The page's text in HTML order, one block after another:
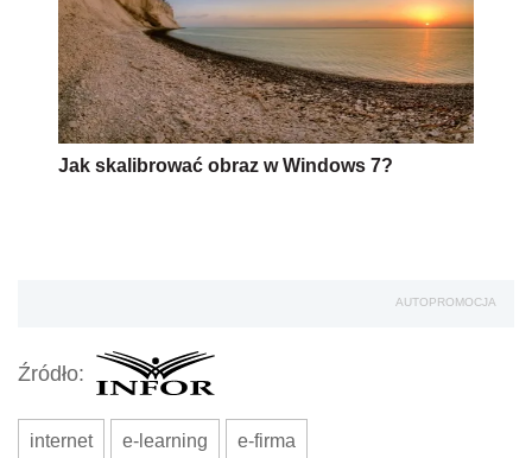
Jak skalibrować obraz w Windows 7?
AUTOPROMOCJA
Źródło:
internet e-learning e-firma